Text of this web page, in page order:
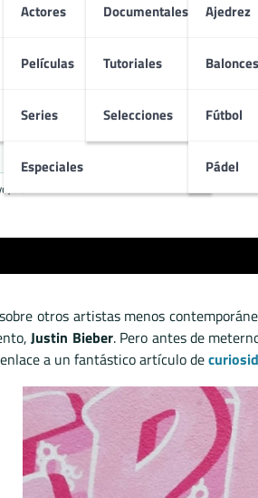
Actores
Películas
Series
Especiales
Documentales
Tutoriales
Selecciones
Ajedrez
Fútbol
Pádel
Justin Bieber
Biografía y
2017
otros artistas menos
Justin Bieber. Pero antes de
a un fantástico artículo de